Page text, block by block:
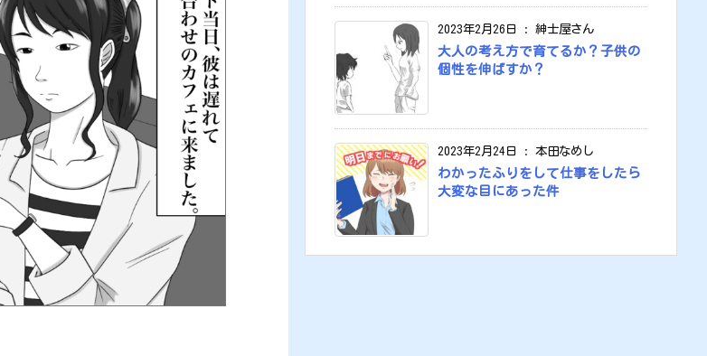
2023年2月26日 : 紳士屋さん
大人の考え方で育てるか？子供の
個性を伸ばすか？
2023年2月24日 : 本田なめし
わかったふりをして仕事をしたら
大変な目にあった件